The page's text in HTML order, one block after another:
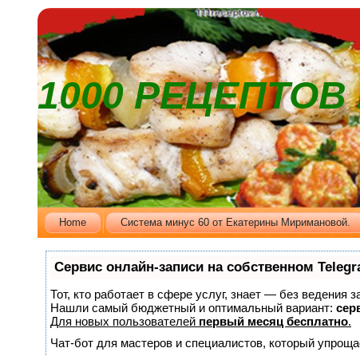
1000
Home Cистема минус 60 от Екатерины Миримановой.
Сервис онлайн-записи на собственном
Тот, кто работает в сфере услуг, знает — без ведения
Нашли самый бюджетный и оптимальный вариант:
Для новых пользователей первый месяц бесплатно.
Чат-бот для мастеров и специалистов, который